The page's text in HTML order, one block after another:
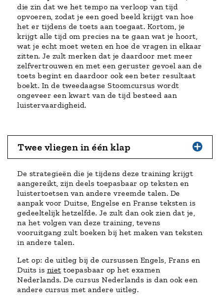
die zin dat we het tempo na verloop van tijd
opvoeren, zodat je een goed beeld krijgt van hoe
het er tijdens de toets aan toegaat. Kortom, je
krijgt alle tijd om precies na te gaan wat je hoort,
wat je echt moet weten en hoe de vragen in elkaar
zitten. Je zult merken dat je daardoor met meer
zelfvertrouwen en met een geruster gevoel aan de
toets begint en daardoor ook een beter resultaat
boekt. In de tweedaagse Stoomcursus wordt
ongeveer een kwart van de tijd besteed aan
luistervaardigheid.
Twee vliegen in één klap
De strategieën die je tijdens deze training krijgt
aangereikt, zijn deels toepasbaar op teksten en
luistertoetsen van andere vreemde talen. De
aanpak voor Duitse, Engelse en Franse teksten is
gedeeltelijk hetzelfde. Je zult dan ook zien dat je,
na het volgen van deze training, tevens
vooruitgang zult boeken bij het maken van teksten
in andere talen.
Let op: de uitleg bij de cursussen Engels, Frans en
Duits is niet toepasbaar op het examen
Nederlands. De cursus Nederlands is dan ook een
andere cursus met andere uitleg.